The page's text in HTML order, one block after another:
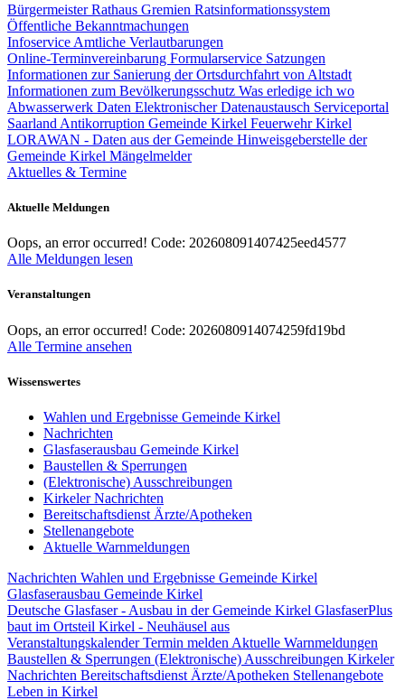
BürgermeisterRathaus Gremien Ratsinformationssystem
Öffentliche Bekanntmachungen
Infoservice Amtliche Verlautbarungen
Online-Terminvereinbarung Formularservice Satzungen
Informationen zur Sanierung der Ortsdurchfahrt von Altstadt
Informationen zum Bevölkerungsschutz Was erledige ich wo
Abwasserwerk Daten Elektronischer Datenaustausch Serviceportal
Saarland Antikorruption Gemeinde Kirkel Feuerwehr Kirkel
LORAWAN - Daten aus der Gemeinde Hinweisgeberstelle der
Gemeinde Kirkel Mängelmelder
Aktuelles & Termine
Aktuelle Meldungen
Oops, an error occurred! Code: 202608091407425eed4577
Alle Meldungen lesen
Veranstaltungen
Oops, an error occurred! Code: 2026080914074259fd19bd
Alle Termine ansehen
Wissenswertes
Wahlen und Ergebnisse Gemeinde Kirkel
Nachrichten
Glasfaserausbau Gemeinde Kirkel
Baustellen & Sperrungen
(Elektronische) Ausschreibungen
Kirkeler Nachrichten
Bereitschaftsdienst Ärzte/Apotheken
Stellenangebote
Aktuelle Warnmeldungen
Nachrichten Wahlen und Ergebnisse Gemeinde Kirkel
Glasfaserausbau Gemeinde Kirkel
Deutsche Glasfaser - Ausbau in der Gemeinde Kirkel GlasfaserPlus
baut im Ortsteil Kirkel - Neuhäusel aus
VeranstaltungskalenderTermin melden Aktuelle Warnmeldungen
Baustellen & Sperrungen (Elektronische) Ausschreibungen Kirkeler
Nachrichten Bereitschaftsdienst Ärzte/Apotheken Stellenangebote
Leben in Kirkel